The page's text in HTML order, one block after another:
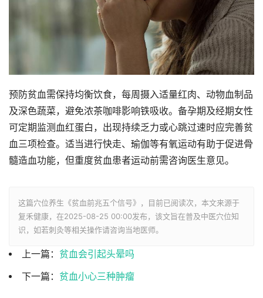
预防贫血需保持均衡饮食，每周摄入适量红肉、动物血制品
及深色蔬菜，避免浓茶咖啡影响铁吸收。备孕期及经期女性
可定期监测血红蛋白，出现持续乏力或心跳过速时应完善贫
血三项检查。适当进行快走、瑜伽等有氧运动有助于促进骨
髓造血功能，但重度贫血患者运动前需咨询医生意见。
这篇穴位养生《贫血前兆五个信号》，目前已阅读次，本文来源于
复禾健康，在2025-08-25 00:00发布，该文旨在普及中医穴位知
识，如若刺灸等相关操作请咨询当地医师。
上一篇： 贫血会引起头晕吗
下一篇： 贫血小心三种肿瘤